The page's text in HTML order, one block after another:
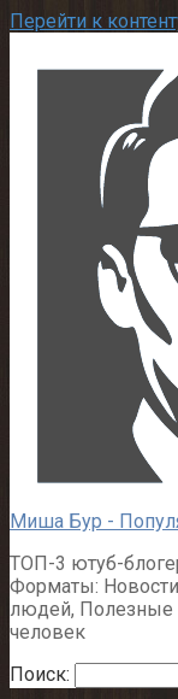
Перейти к
Миша Бур -
ТОП-3 ютуб-
Форматы:
людей, Полезные
человек
Поиск: